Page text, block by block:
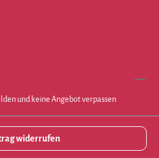
und keine Angebot verpassen
widerrufen